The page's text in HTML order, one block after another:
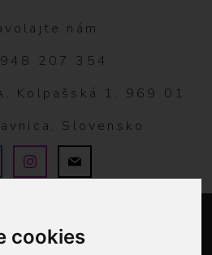
cookies
nám
207 354
Kolpašská 1, 969 01
Slovensko